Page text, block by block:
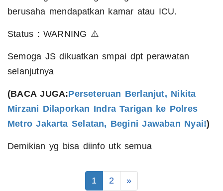
berusaha mendapatkan kamar atau ICU.
Status : WARNING ⚠️
Semoga JS dikuatkan smpai dpt perawatan
selanjutnya
(BACA JUGA:Perseteruan Berlanjut, Nikita
Mirzani Dilaporkan Indra Tarigan ke Polres
Metro Jakarta Selatan, Begini Jawaban Nyai!)
Demikian yg bisa diinfo utk semua
1 2 »